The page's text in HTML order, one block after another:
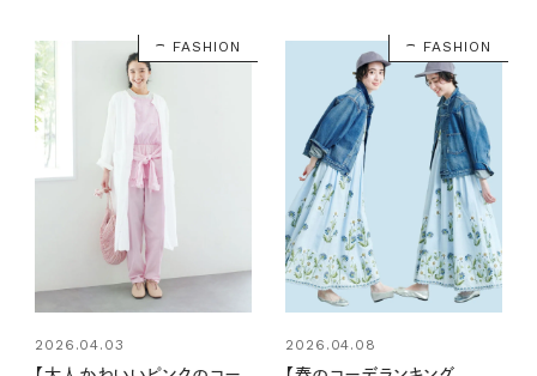
FASHION
2026.04.03
FASHION
2026.04.08